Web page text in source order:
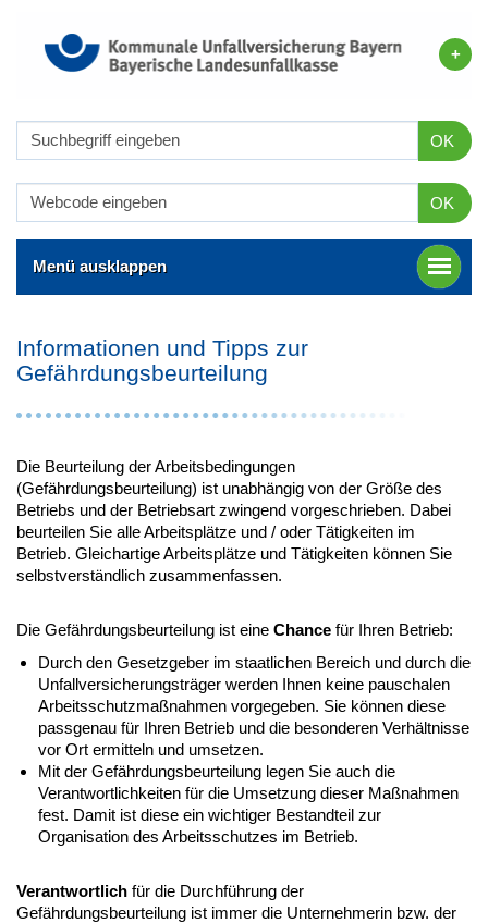
OK
OK
Menü ausklappen
Informationen und Tipps zur
Gefährdungsbeurteilung
Die Beurteilung der Arbeitsbedingungen
(Gefährdungsbeurteilung) ist unabhängig von der Größe des
Betriebs und der Betriebsart zwingend vorgeschrieben. Dabei
beurteilen Sie alle Arbeitsplätze und / oder Tätigkeiten im
Betrieb. Gleichartige Arbeitsplätze und Tätigkeiten können Sie
selbstverständlich zusammenfassen.
Die Gefährdungsbeurteilung ist eine Chance für Ihren Betrieb:
Durch den Gesetzgeber im staatlichen Bereich und durch die
Unfallversicherungsträger werden Ihnen keine pauschalen
Arbeitsschutzmaßnahmen vorgegeben. Sie können diese
passgenau für Ihren Betrieb und die besonderen Verhältnisse
vor Ort ermitteln und umsetzen.
Mit der Gefährdungsbeurteilung legen Sie auch die
Verantwortlichkeiten für die Umsetzung dieser Maßnahmen
fest. Damit ist diese ein wichtiger Bestandteil zur
Organisation des Arbeitsschutzes im Betrieb.
Verantwortlich für die Durchführung der
Gefährdungsbeurteilung ist immer die Unternehmerin bzw. der